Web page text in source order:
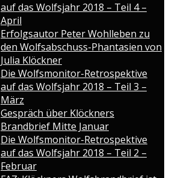
auf das Wolfsjahr 2018 – Teil 4 –
April
Erfolgsautor Peter Wohlleben zu
den Wolfsabschuss-Phantasien von
Julia Klöckner
Die Wolfsmonitor-Retrospektive
auf das Wolfsjahr 2018 – Teil 3 –
März
Gespräch über Klöckners
Brandbrief Mitte Januar
Die Wolfsmonitor-Retrospektive
auf das Wolfsjahr 2018 – Teil 2 –
Februar